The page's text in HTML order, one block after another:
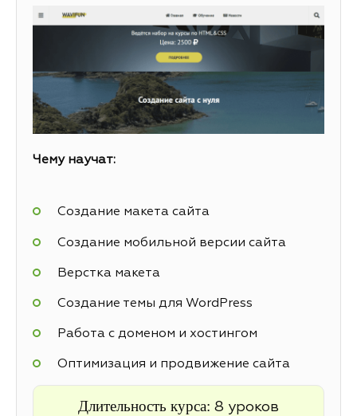
Чему научат:
Создание макета сайта
Создание мобильной версии сайта
Верстка макета
Создание темы для WordPress
Работа с доменом и хостингом
Оптимизация и продвижение сайта
Длительность курса: 8 уроков